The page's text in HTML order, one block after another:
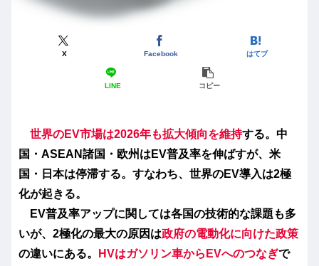
X Facebook はてブ
LINE コピー
世界のEV市場は2026年も拡大傾向を維持する。中
国・ASEAN諸国・欧州はEV普及率を伸ばすが、米
国・日本は停滞する。すなわち、世界のEV導入は2極
化が起きる。
EV普及率アップに関しては各国の技術的な課題も多
いが、2極化の最大の原因は政府の電動化に向けた政策
の違いにある。
HVはガソリン車からEVへのつなぎで